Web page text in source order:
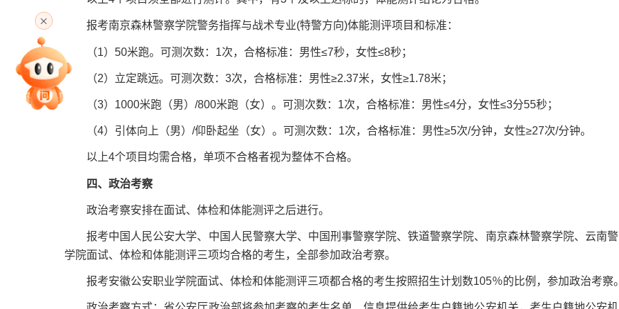
专家指导课
报考南京森林警察学院警务指挥与战术专业(特警方向)体能测评项目和标准：
（1）50米跑。可测次数：1次，合格标准：男性≤7秒，女性≤8秒；
（2）立定跳远。可测次数：3次，合格标准：男性≥2.37米，女性≥1.78米；
（3）1000米跑（男）/800米跑（女）。可测次数：1次，合格标准：男性≤4分，女性≤3分55秒；
（4）引体向上（男）/仰卧起坐（女）。可测次数：1次，合格标准：男性≥5次/分钟，女性≥27次/分钟。
以上4个项目均需合格，单项不合格者视为整体不合格。
四、政治考察
政治考察安排在面试、体检和体能测评之后进行。
报考中国人民公安大学、中国人民警察大学、中国刑事警察学院、铁道警察学院、南京森林警察学院、云南
学院面试、体检和体能测评三项均合格的考生，全部参加政治考察。
报考安徽公安职业学院面试、体检和体能测评三项都合格的考生按照招生计划数105％的比例，参加政治考察。